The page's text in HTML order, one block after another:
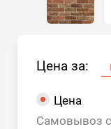
Цена за:
Цена
Самовывоз